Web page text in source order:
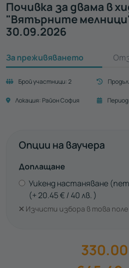
Почивка за двама в
"Вятърните
30.09.2026
За преживяването
Брой участници:2
Локация: Район София
Опции на ваучера
Доплащане
Уикенд настаняване
20.45€ 40лв.
Изчисти избора в това поле
330.00